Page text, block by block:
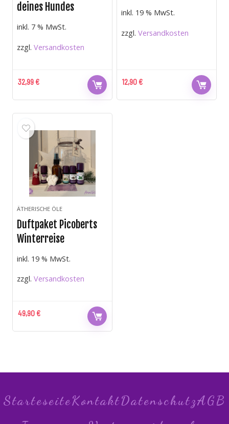
deines Hundes
32,99€
inkl. 7 % MwSt.
zzgl.Versandkosten
12,90€
inkl. 19 % MwSt.
zzgl.Versandkosten
ÄTHERISCHE ÖLE
Duftpaket Picoberts
Winterreise
49,90€
inkl. 19 % MwSt.
zzgl.Versandkosten
StarteseiteKontaktDatenschutzAGB